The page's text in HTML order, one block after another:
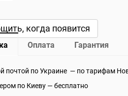
когда появится
Оплата Гарантия
почтой по Украине — по тарифам
по Киеву — бесплатно